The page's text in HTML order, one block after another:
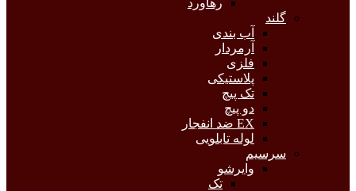
رهاورد
گلند
آب بندی
آرمردار
فلزی
پلاستیکی
تک پیچ
دو پیچ
EX ضد انفجار
لوله تابلویی
سرسیم
وایرشو
تک